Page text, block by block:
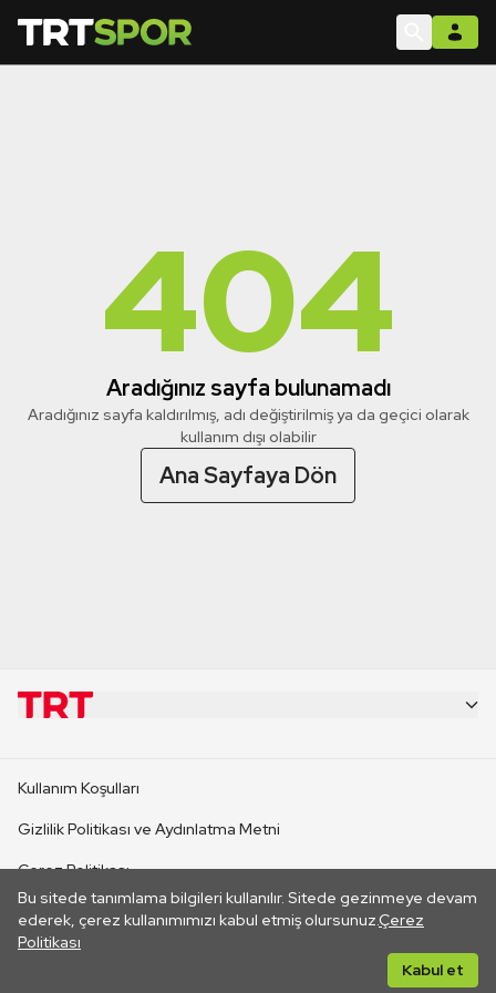
404
Aradığınız sayfa bulunamadı
Aradığınız sayfa kaldırılmış, adı değiştirilmiş ya da geçici olarak
kullanım dışı olabilir
Ana Sayfaya Dön
Bu sitede tanımlama bilgileri kullanılır. Sitede gezinmeye devam
ederek, çerez kullanımımızı kabul etmiş olursunuz.Çerez
Politikası
Kabul et
CANLI YAYINLAR
Kullanım Koşulları
Gizlilik Politikası ve Aydınlatma Metni
Çerez Politikası
İletişim
Her hakkı saklıdır. ©2026 TRT. Bağlantı yoluyla gidilen dış